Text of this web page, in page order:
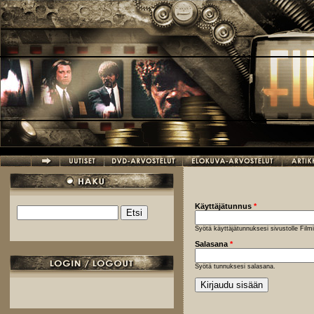
Hyppää pääsisältöön
Hakulomake
Käyttäjätunnus *
Syötä käyttäjätunnuksesi sivustolle
Salasana *
Syötä tunnuksesi salasana.